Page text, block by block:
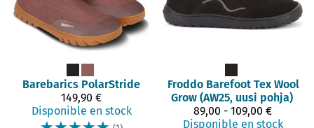
Barebarics PolarStride
149,90 €
Disponible en stock
Froddo Barefoot Tex Wool
Grow (AW25, uusi pohja)
89,00 - 109,00 €
Disponible en stock